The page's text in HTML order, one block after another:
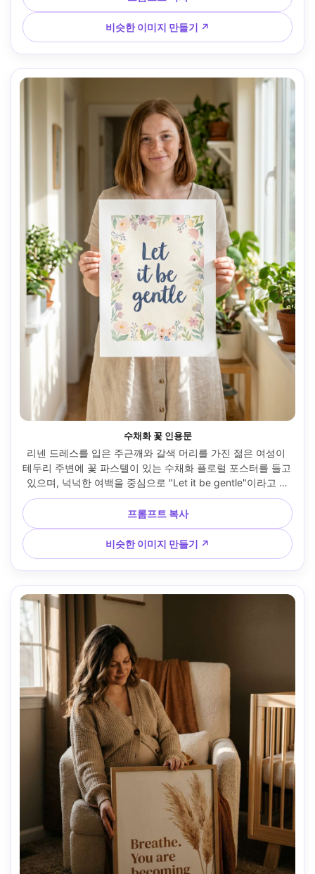
캐논 R5, 50mm f/1.8, 눈 높이 프레임, 선물 드러내는 분위기,
사실적인 원단 질감, 깔끔한 그림자, 선명한 초점, 프리미엄 색
상 등급 --ar 4:5
비슷한 이미지 만들기 ↗
수채화 꽃 인용문
리넨 드레스를 입은 주근깨와 갈색 머리를 가진 젊은 여성이
테두리 주변에 꽃 파스텔이 있는 수채화 플로럴 포스터를 들고
있으며, 넉넉한 여백을 중심으로 "Let it be gentle"이라고 적
힌 손으로 새겨진 타이포그래피, 식물이 있는 햇살이 비치는
복도에서 촬영, 확산된 아침 빛, Nikon Z7 II, 85mm f/2, 수직
초상화 구도, 부드럽고 고양되는 분위기, 사실적인 피부, 자연
스러운 그림자, 종이 그레인이 보이며, 고해상도 --ar 4:5
프롬프트 복사
비슷한 이미지 만들기 ↗